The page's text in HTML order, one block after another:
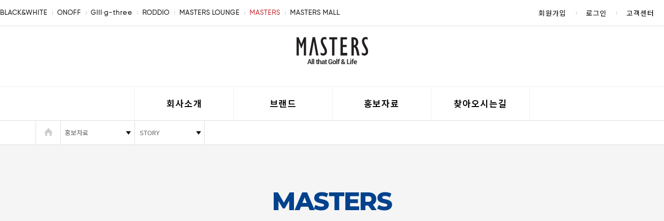
BLACK&WHITE ONOFF GIII·g-three RODDIO MASTERS LOUNGE MASTERS MASTERS MALL 회원가입 로그인 고객센터
회사소개 브랜드 홍보자료 찾아오시는길
MASTERS